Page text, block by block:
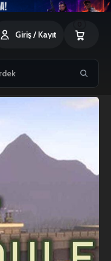
Giriş / Kayıt